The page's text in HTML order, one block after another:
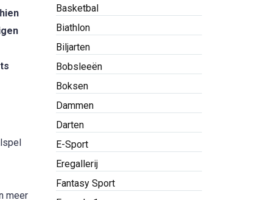
meer
Basketbal
Biathlon
Biljarten
Bobsleeën
Boksen
Dammen
Darten
E-Sport
Eregallerij
Fantasy Sport